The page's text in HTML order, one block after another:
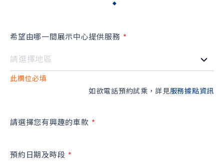
NT$980,000起
預約試乘
希望由哪一間展示中心提供服務
此欄位必填
如欲電話預約試乘，詳見服務據點資訊
請選擇您有興趣的車款
預約日期及時段